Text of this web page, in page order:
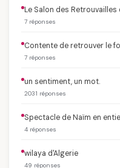
Le Salon des
7 réponses
Contente de retrouver le
7 réponses
un sentiment, un mot.
2031 réponses
Spectacle de Naïm en
4 réponses
wilaya d'Algerie
49 réponses